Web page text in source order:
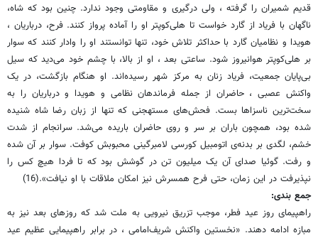
قدیم شمیران را گرفته ، ولی درگیری و مقاومتی وجود ندارد. چنین بود که شاه،
ناگهان با فریاد از گارد خواست تا هلی‌کوپتر او را آماده پرواز کنند. فرح، درباریان ،
هویدا و نظامیان گارد با حداکثر تلاش خود، تنها توانستند او را وادار کنند که سوار
بر هلی‌کوپتر هوانیروز شود. ساعتی بعد ، او از بالا، با چشم خود می‌دید که سیل
بی‌پایان جمعیت، فریاد زنان به مرکز شهر رسیده‌اند. او هنگام بازگشت، در یک
واکنش عصبی ، حاضران از جمله فرماندهان نظامی و هویدا و درباریان را به
سخت‌ترین ناسزاها بست. فحش‌های مستهجنی که تنها از زبان رضا شاه شنیده
شده بود، همچون باران بر سر و روی حاضران باریده می‌شد. سرانجام از شدت
خشم، لگدی بر بدنه‌ی اتومبیل کورسی لامبرگینی محبوبش کوفت. سوار بر آن شده
و رفت. گوئیا صدای آن یک میلیون تن در گوشش بود که تا فردا هیچ کس را
نپذیرفت در این زمان، حتی فرح همسرش نیز امکان ملاقات با او نیافت».(16)
جمع بندی:
راهپیمای روز عید فطر، موجب تزریق نیرویی به ملت شد که روزهای بعد نیز به
مبازه ادامه دهند. «نخستین واکنش شریف‌امامی ، در برابر راهپیمایی عظیم عید